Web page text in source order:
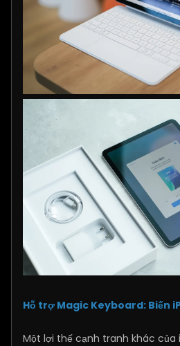
Hỗ trợ Magic Keyboard: Biến
Một lợi thế cạnh tranh khác của